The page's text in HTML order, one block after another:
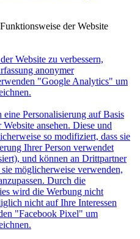
der Website
Website zu verbessern,
anonymer
"Google Analytics" um
Personalisierung auf Basis
ansehen. Diese und
so modifiziert, dass sie
Ihrer Person verwendet
und können an Drittpartner
möglicherweise verwenden,
Durch die
wird die Werbung nicht
nicht auf Ihre Interessen
"Facebook Pixel" um